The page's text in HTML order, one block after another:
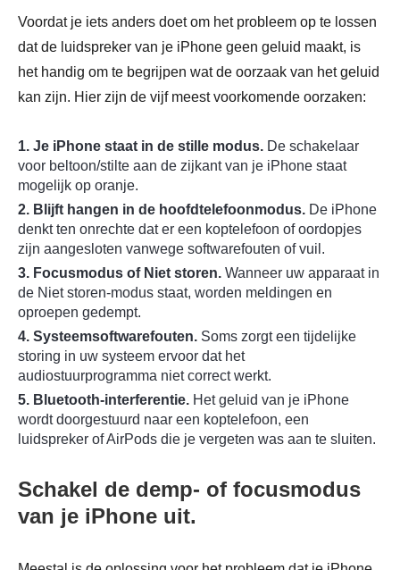
Voordat je iets anders doet om het probleem op te lossen
dat de luidspreker van je iPhone geen geluid maakt, is
het handig om te begrijpen wat de oorzaak van het geluid
kan zijn. Hier zijn de vijf meest voorkomende oorzaken:
1. Je iPhone staat in de stille modus. De schakelaar
voor beltoon/stilte aan de zijkant van je iPhone staat
mogelijk op oranje.
2. Blijft hangen in de hoofdtelefoonmodus. De iPhone
denkt ten onrechte dat er een koptelefoon of oordopjes
zijn aangesloten vanwege softwarefouten of vuil.
3. Focusmodus of Niet storen. Wanneer uw apparaat in
de Niet storen-modus staat, worden meldingen en
oproepen gedempt.
4. Systeemsoftwarefouten. Soms zorgt een tijdelijke
storing in uw systeem ervoor dat het
audiostuurprogramma niet correct werkt.
5. Bluetooth-interferentie. Het geluid van je iPhone
wordt doorgestuurd naar een koptelefoon, een
luidspreker of AirPods die je vergeten was aan te sluiten.
Schakel de demp- of focusmodus
van je iPhone uit.